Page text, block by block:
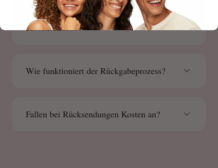
Wie kann ich meine Bestellung
zurücksenden?
Wie funktioniert der Rückgabeprozess?
Fallen bei Rücksendungen Kosten an?